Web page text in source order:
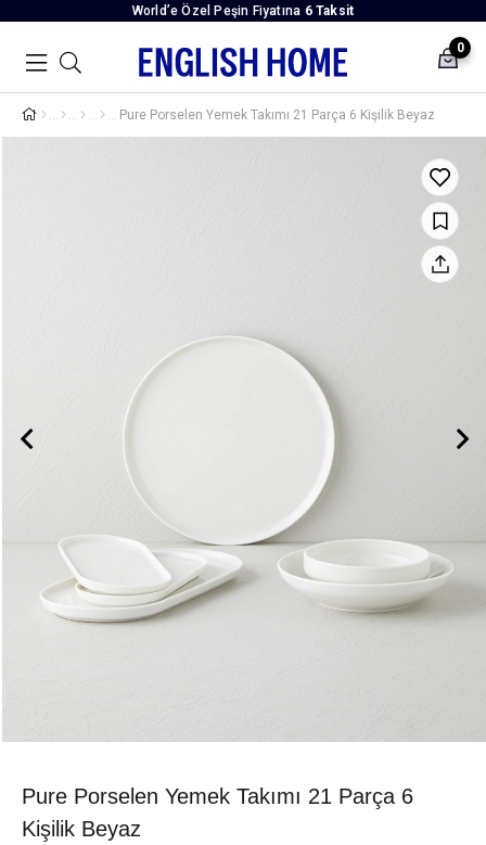
World’e Özel Peşin Fiyatına 6 Taksit
0
Pure Porselen Yemek Takımı 21 Parça 6 Kişilik Beyaz
Pure Porselen Yemek Takımı 21 Parça 6
Kişilik Beyaz